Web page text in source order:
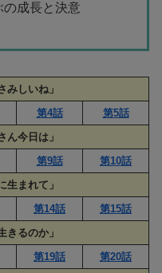
の成長と決意
みしいね」
第4話
第5話
ん今日は」
第9話
第10話
生まれて」
第14話
第15話
きるのか」
第19話
第20話